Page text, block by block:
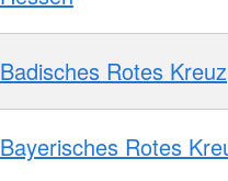
Badisches Rotes Kreuz
Bayerisches Rotes